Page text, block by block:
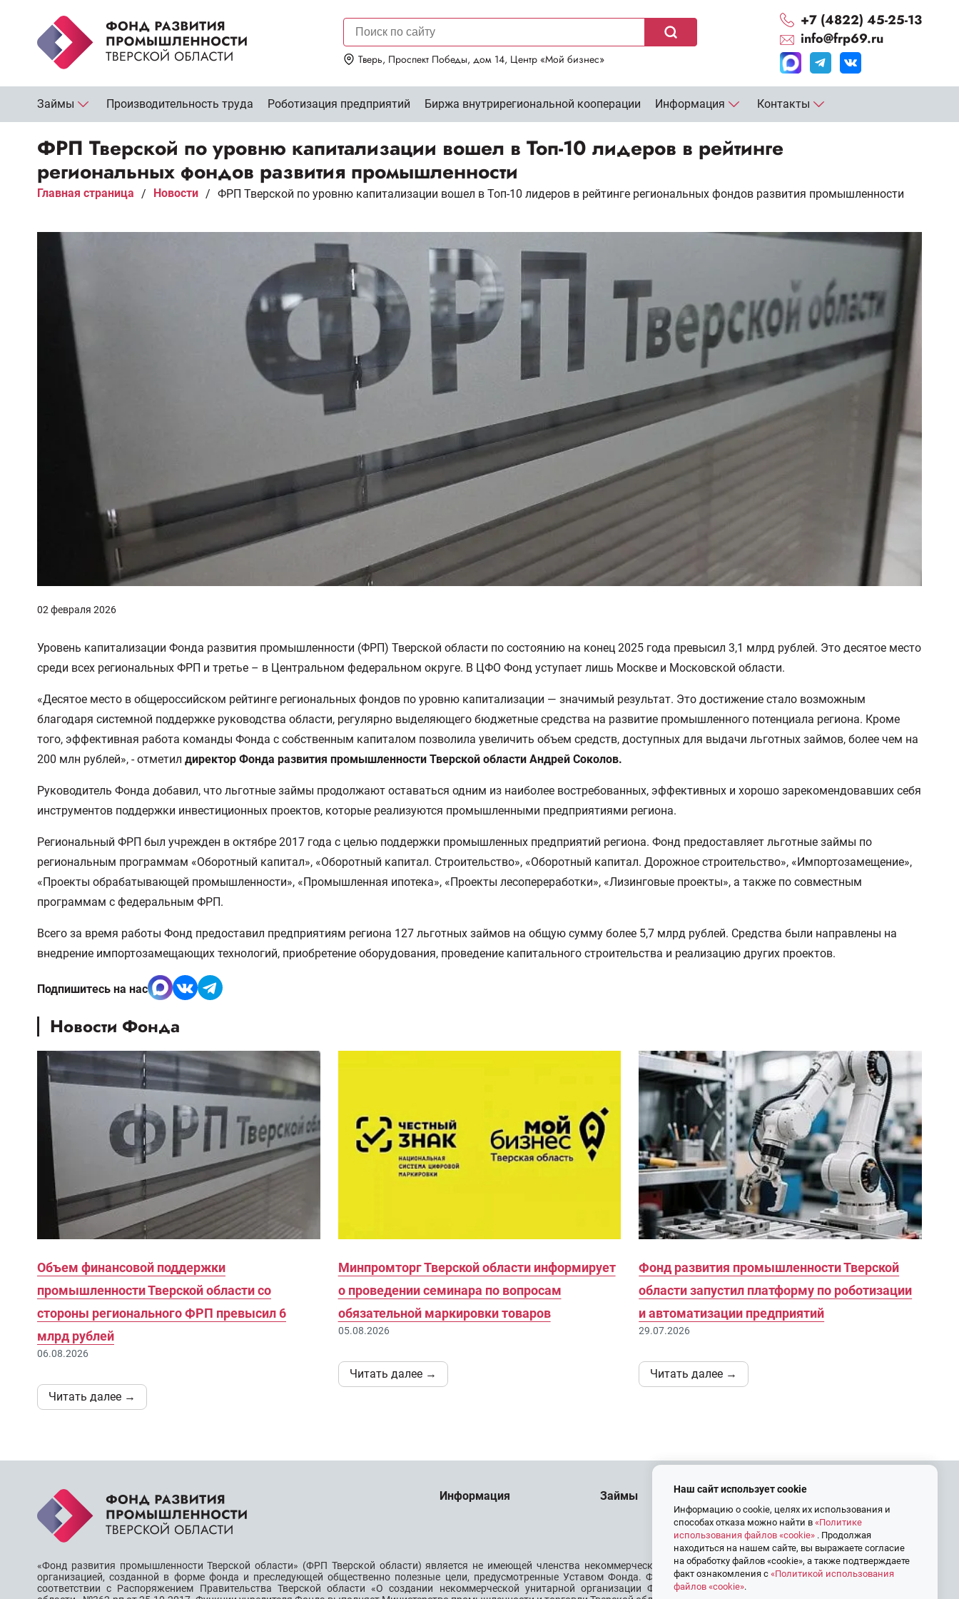
Тверь, Проспект Победы, дом 14, Центр «Мой бизнес»
+7 (4822) 45-25-13
info@frp69.ru
Займы Производительность труда Роботизация предприятий Биржа внутрирегиональной кооперации Информация Контакты
ФРП Тверской по уровню капитализации вошел в Топ-10 лидеров в рейтинге
региональных фондов развития промышленности
Главная страница / Новости / ФРП Тверской по уровню капитализации вошел в Топ-10 лидеров в рейтинге региональных фондов развития промышленности
02 февраля 2026
Уровень капитализации Фонда развития промышленности (ФРП) Тверской области по состоянию на конец 2025 года превысил 3,1 млрд рублей. Это десятое место
среди всех региональных ФРП и третье – в Центральном федеральном округе. В ЦФО Фонд уступает лишь Москве и Московской области.
«Десятое место в общероссийском рейтинге региональных фондов по уровню капитализации — значимый результат. Это достижение стало возможным
благодаря системной поддержке руководства области, регулярно выделяющего бюджетные средства на развитие промышленного потенциала региона. Кроме
того, эффективная работа команды Фонда с собственным капиталом позволила увеличить объем средств, доступных для выдачи льготных займов, более чем на
200 млн рублей», - отметил директор Фонда развития промышленности Тверской области Андрей Соколов.
Руководитель Фонда добавил, что льготные займы продолжают оставаться одним из наиболее востребованных, эффективных и хорошо зарекомендовавших себя
инструментов поддержки инвестиционных проектов, которые реализуются промышленными предприятиями региона.
Региональный ФРП был учрежден в октябре 2017 года с целью поддержки промышленных предприятий региона. Фонд предоставляет льготные займы по
региональным программам «Оборотный капитал», «Оборотный капитал. Строительство», «Оборотный капитал. Дорожное строительство», «Импортозамещение»,
«Проекты обрабатывающей промышленности», «Промышленная ипотека», «Проекты лесопереработки», «Лизинговые проекты», а также по совместным
программам с федеральным ФРП.
Всего за время работы Фонд предоставил предприятиям региона 127 льготных займов на общую сумму более 5,7 млрд рублей. Средства были направлены на
внедрение импортозамещающих технологий, приобретение оборудования, проведение капитального строительства и реализацию других проектов.
Подпишитесь на нас
Новости Фонда
Объем финансовой поддержки
промышленности Тверской области со
стороны регионального ФРП превысил 6
млрд рублей
06.08.2026
Читать далее →
Минпромторг Тверской области информирует
о проведении семинара по вопросам
обязательной маркировки товаров
05.08.2026
Читать далее →
Фонд развития промышленности Тверской
области запустил платформу по роботизации
и автоматизации предприятий
29.07.2026
Читать далее →
«Фонд развития промышленности Тверской области» (ФРП Тверской области) является не имеющей членства некоммерческой унитарной
организацией, созданной в форме фонда и преследующей общественно полезные цели, предусмотренные Уставом Фонда. Фонд создан в
соответствии с Распоряжением Правительства Тверской области «О создании некоммерческой унитарной организации ФРП Тверской
Информация Займы Контакты
+7 (4822) 45-25-13
info@frp69.ru
Наш сайт использует cookie
Информацию о cookie, целях их использования и
способах отказа можно найти в «Политике
использования файлов «cookie» . Продолжая
находиться на нашем сайте, вы выражаете согласие
на обработку файлов «cookie», а также подтверждаете
факт ознакомления с «Политикой использования
файлов «cookie».